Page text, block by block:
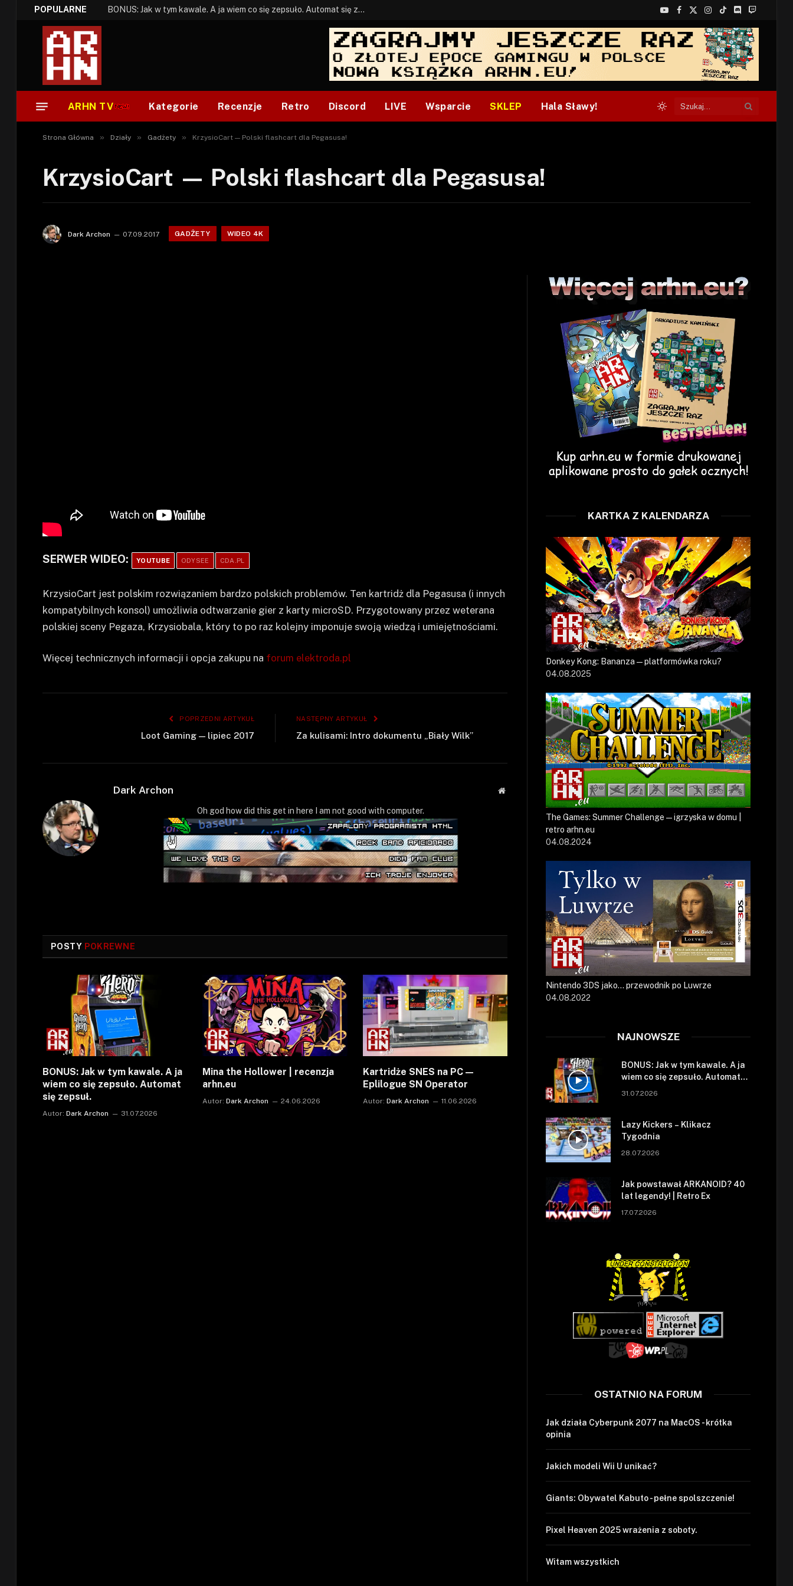
POPULARNE BONUS: Jak w tym kawale. A ja wiem co się zepsuło. Automat się zepsuł.
YouTube
Facebook
X
(Twitter)
Instagram
TikTokDiscordTwitch
ARHN TV Kategorie Recenzje Retro Discord LIVE Wsparcie SKLEP Hala Sławy!
Strona Główna » Działy » Gadżety » KrzysioCart — Polski flashcart dla Pegasusa!
KrzysioCart — Polski flashcart dla Pegasusa!
Dark Archon 07.09.2017 GADŻETY WIDEO 4K
SERWER WIDEO: YOUTUBE ODYSEE CDA.PL
KrzysioCart jest polskim rozwiązaniem bardzo polskich problemów. Ten kartridż dla Pegasusa (i innych
kompatybilnych konsol) umożliwia odtwarzanie gier z karty microSD. Przygotowany przez weterana
polskiej sceny Pegaza, Krzysiobala, który to po raz kolejny imponuje swoją wiedzą i umiejętnościami.
Więcej technicznych informacji i opcja zakupu na forum elektroda.pl
POPRZEDNI ARTYKUŁ
Loot Gaming — lipiec 2017
NASTĘPNY ARTYKUŁ
Za kulisami: Intro dokumentu „Biały Wilk”
Dark Archon
Strona
Oh god how did this get in here I am not good with computer.
POSTY POKREWNE
BONUS: Jak w tym kawale. A ja
wiem co się zepsuło. Automat
się zepsuł.
Autor: Dark Archon 31.07.2026
Mina the Hollower | recenzja
arhn.eu
Autor: Dark Archon 24.06.2026
Kartridże SNES na PC —
Eplilogue SN Operator
Autor: Dark Archon 11.06.2026
KARTKA Z KALENDARZA
Donkey Kong: Bananza — platformówka roku?
04.08.2025
The Games: Summer Challenge — igrzyska w domu |
retro arhn.eu
04.08.2024
Nintendo 3DS jako… przewodnik po Luwrze
04.08.2022
NAJNOWSZE
BONUS: Jak w tym kawale. A ja
wiem co się zepsuło. Automat
się zepsuł.
31.07.2026
Lazy Kickers – Klikacz
Tygodnia
28.07.2026
Jak powstawał ARKANOID? 40
lat legendy! | Retro Ex
17.07.2026
OSTATNIO NA FORUM
Jak działa Cyberpunk 2077 na MacOS - krótka
opinia
Jakich modeli Wii U unikać?
Giants: Obywatel Kabuto - pełne spolszczenie!
Pixel Heaven 2025 wrażenia z soboty.
Witam wszystkich